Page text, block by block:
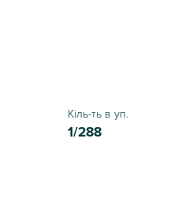
Кіль-ть в уп.
1/288